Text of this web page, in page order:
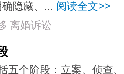
隐藏、... 阅读全文>>
离婚诉讼
五个阶段：立案、侦查